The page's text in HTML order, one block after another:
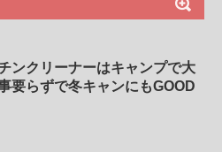
ンクリーナーはキャンプで大
らずで冬キャンにもGOOD